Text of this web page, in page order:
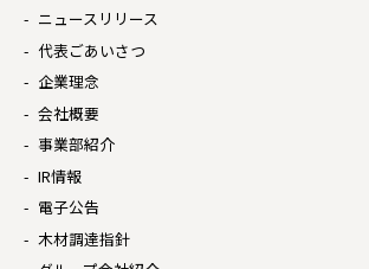
ニュースリリース
代表ごあいさつ
企業理念
会社概要
事業部紹介
IR情報
電子公告
木材調達指針